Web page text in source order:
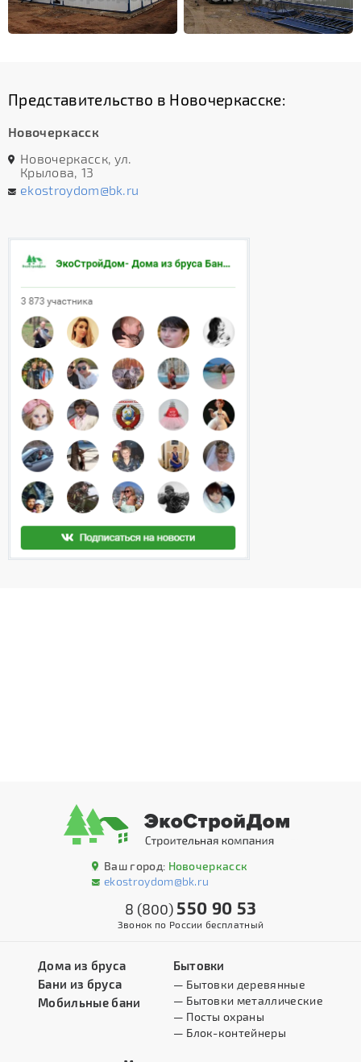
Представительство в Новочеркасске:
Новочеркасск
Новочеркасск, ул.
Крылова, 13
ekostroydom@bk.ru
Ваш город: Новочеркасск
ekostroydom@bk.ru
8 (800) 550 90 53
Звонок по России бесплатный
Дома из бруса
Бани из бруса
Мобильные бани
Бытовки
— Бытовки деревянные
— Бытовки металлические
— Посты охраны
— Блок-контейнеры